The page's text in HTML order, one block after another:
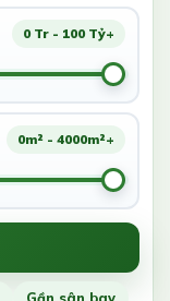
0 Tr - 100 Tỷ+
0m² - 4000m²+